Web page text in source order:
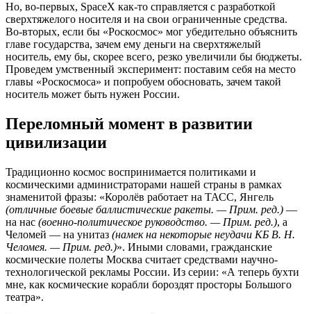
Но, во-первых, SpaceX как-то справляется с разработкой
сверхтяжелого носителя и на свои ограниченные средства.
Во-вторых, если бы «Роскосмос» мог убедительно объяснить
главе государства, зачем ему деньги на сверхтяжелый
носитель, ему бы, скорее всего, резко увеличили бы бюджеты.
Проведем умственный эксперимент: поставим себя на место
главы «Роскосмоса» и попробуем обосновать, зачем такой
носитель может быть нужен России.
Переломный момент в развитии
цивилизации
Традиционно космос воспринимается политиками и
космическими администраторами нашей страны в рамках
знаменитой фразы: «Королёв работает на ТАСС, Янгель
(отличные боевые баллистические ракеты. — Прим. ред.) —
на нас (военно-политическое руководство. — Прим. ред.), а
Челомей — на унитаз (намек на некоторые неудачи КБ В. Н.
Челомея. — Прим. ред.)». Иными словами, гражданские
космические полеты Москва считает средствами научно-
технологической рекламы России. Из серии: «А теперь бухти
мне, как космические корабли бороздят просторы Большого
театра».